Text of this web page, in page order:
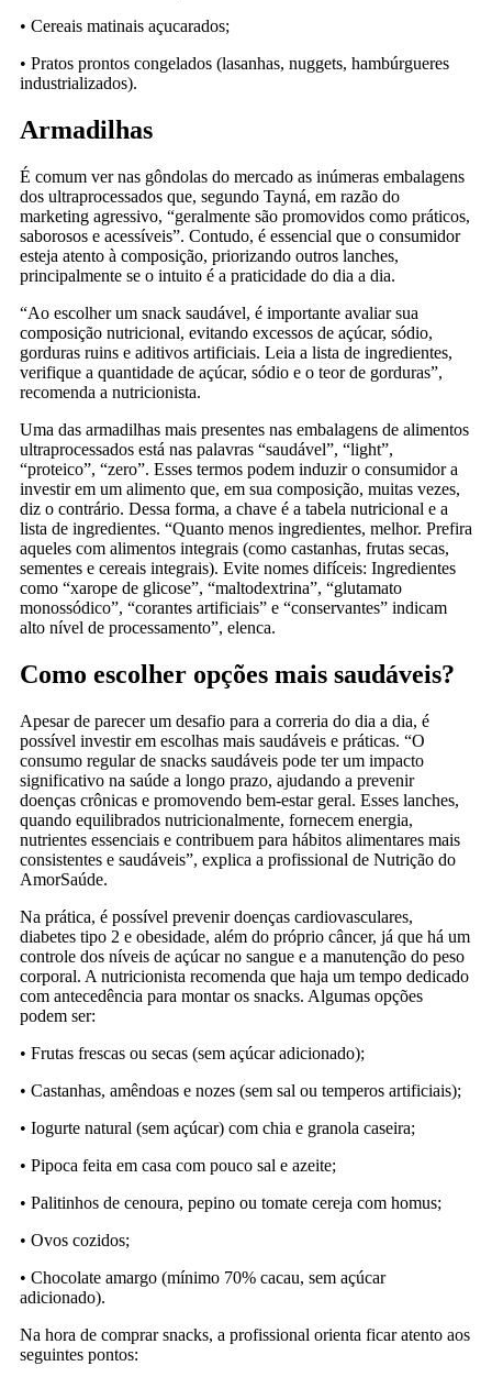
• Cereais matinais açucarados;
• Pratos prontos congelados (lasanhas, nuggets, hambúrgueres
industrializados).
Armadilhas
É comum ver nas gôndolas do mercado as inúmeras embalagens
dos ultraprocessados que, segundo Tayná, em razão do
marketing agressivo, “geralmente são promovidos como práticos,
saborosos e acessíveis”. Contudo, é essencial que o consumidor
esteja atento à composição, priorizando outros lanches,
principalmente se o intuito é a praticidade do dia a dia.
“Ao escolher um snack saudável, é importante avaliar sua
composição nutricional, evitando excessos de açúcar, sódio,
gorduras ruins e aditivos artificiais. Leia a lista de ingredientes,
verifique a quantidade de açúcar, sódio e o teor de gorduras”,
recomenda a nutricionista.
Uma das armadilhas mais presentes nas embalagens de alimentos
ultraprocessados está nas palavras “saudável”, “light”,
“proteico”, “zero”. Esses termos podem induzir o consumidor a
investir em um alimento que, em sua composição, muitas vezes,
diz o contrário. Dessa forma, a chave é a tabela nutricional e a
lista de ingredientes. “Quanto menos ingredientes, melhor. Prefira
aqueles com alimentos integrais (como castanhas, frutas secas,
sementes e cereais integrais). Evite nomes difíceis: Ingredientes
como “xarope de glicose”, “maltodextrina”, “glutamato
monossódico”, “corantes artificiais” e “conservantes” indicam
alto nível de processamento”, elenca.
Como escolher opções mais saudáveis?
Apesar de parecer um desafio para a correria do dia a dia, é
possível investir em escolhas mais saudáveis e práticas. “O
consumo regular de snacks saudáveis pode ter um impacto
significativo na saúde a longo prazo, ajudando a prevenir
doenças crônicas e promovendo bem-estar geral. Esses lanches,
quando equilibrados nutricionalmente, fornecem energia,
nutrientes essenciais e contribuem para hábitos alimentares mais
consistentes e saudáveis”, explica a profissional de Nutrição do
AmorSaúde.
Na prática, é possível prevenir doenças cardiovasculares,
diabetes tipo 2 e obesidade, além do próprio câncer, já que há um
controle dos níveis de açúcar no sangue e a manutenção do peso
corporal. A nutricionista recomenda que haja um tempo dedicado
com antecedência para montar os snacks. Algumas opções
podem ser:
• Frutas frescas ou secas (sem açúcar adicionado);
• Castanhas, amêndoas e nozes (sem sal ou temperos artificiais);
• Iogurte natural (sem açúcar) com chia e granola caseira;
• Pipoca feita em casa com pouco sal e azeite;
• Palitinhos de cenoura, pepino ou tomate cereja com homus;
• Ovos cozidos;
• Chocolate amargo (mínimo 70% cacau, sem açúcar
adicionado).
Na hora de comprar snacks, a profissional orienta ficar atento aos
seguintes pontos: